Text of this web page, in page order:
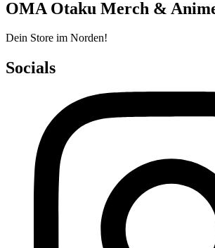
OMA Otaku Merch &
Dein Store im Norden!
Socials